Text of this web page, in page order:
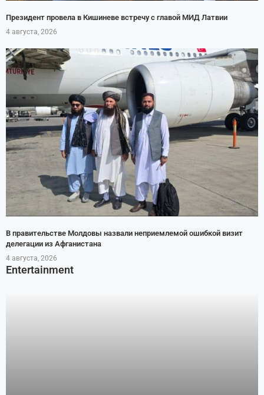
Президент провела в Кишиневе встречу с главой МИД Латвии
4 августа, 2026
В правительстве Молдовы назвали неприемлемой ошибкой визит
делегации из Афганистана
4 августа, 2026
Entertainment